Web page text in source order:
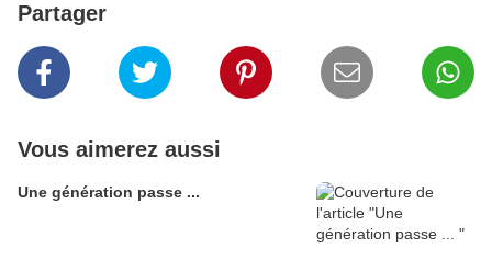
Partager
Vous aimerez aussi
Une génération passe ...